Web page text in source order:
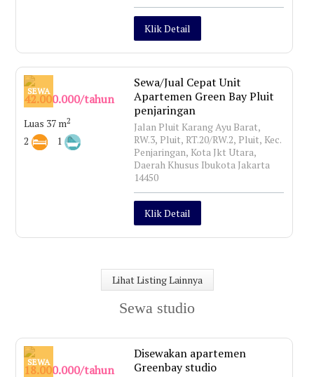
Klik Detail
SEWA
42.000.000/tahun
Luas 37 m2
2 1
Sewa/Jual Cepat Unit
Apartemen Green Bay Pluit
penjaringan
Jalan Pluit Karang Ayu Barat,
RW.3, Pluit, RT.20/RW.2, Pluit, Kec.
Penjaringan, Kota Jkt Utara,
Daerah Khusus Ibukota Jakarta
14450
Klik Detail
Lihat Listing Lainnya
Sewa studio
SEWA
18.000.000/tahun
Disewakan apartemen
Greenbay studio